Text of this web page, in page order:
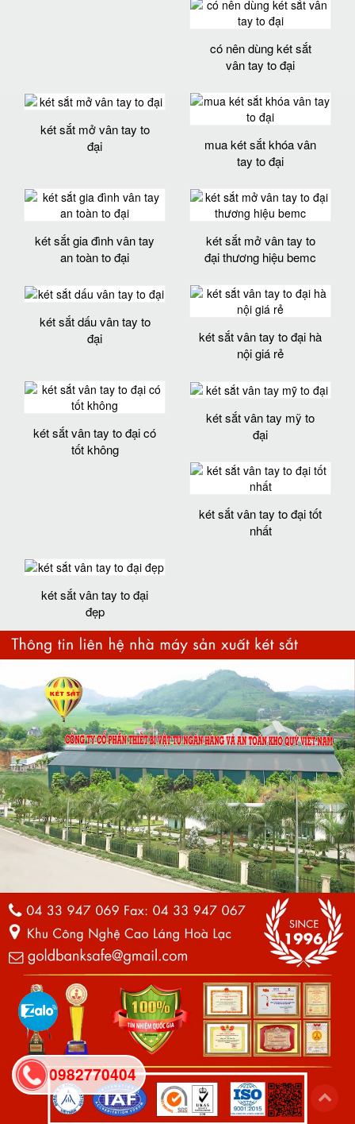
có nên dùng két sắt
vân tay to đại
két sắt mở vân tay to
đại
mua két sắt khóa vân
tay to đại
két sắt gia đình vân tay
an toàn to đại
két sắt mở vân tay to
đại thương hiệu bemc
két sắt dấu vân tay to
đại
két sắt vân tay to đại hà
nội giá rẻ
két sắt vân tay to đại có
tốt không
két sắt vân tay mỹ to
đại
két sắt vân tay to đại tốt
nhất
két sắt vân tay to đại
đẹp
0982770404